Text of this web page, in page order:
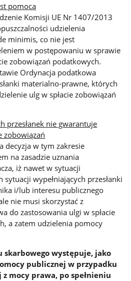
pomocą
Komisji UE Nr 1407/2013
udzielenia
minimis, co nie jest
w postępowaniu w sprawie
zobowiązań podatkowych.
Ordynacja podatkowa
materialno-prawne, których
ulg w spłacie zobowiązań
przesłanek nie gwarantuje
zobowiązań
decyzja w tym zakresie
na zasadzie uznania
iż nawet w sytuacji
wypełniających przesłanki
i/lub interesu publicznego
nie musi skorzystać z
do zastosowania ulgi w spłacie
a zatem udzielenia pomocy
skarbowego występuje, jako
publicznej w przypadku
z mocy prawa, po spełnieniu